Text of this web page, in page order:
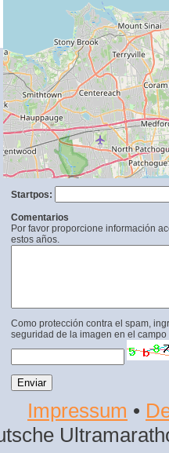
Startpos:
Comentarios
Por favor proporcione información
estos años.
Como protección contra el spam,
seguridad de la imagen en el campo
Impressum •